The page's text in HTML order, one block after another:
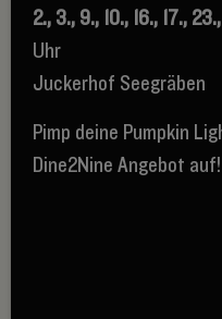
2., 3., 9., 10., 16., 17.,
Uhr
Juckerhof Seegräben
Pimp deine Pumpkin
Dine2Nine Angebot auf!